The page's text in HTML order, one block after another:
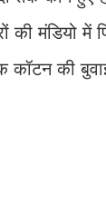
की
की